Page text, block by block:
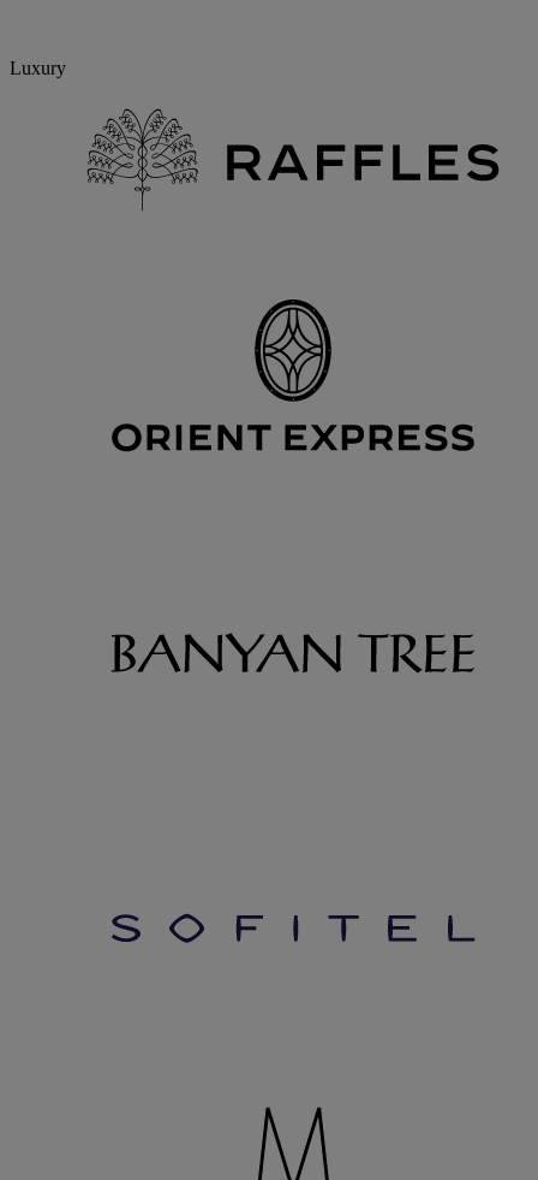
Luxury